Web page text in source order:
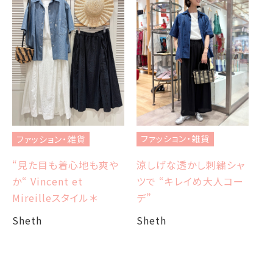
ファッション・雑貨
“見た目も着心地も爽や
か“ Vincent et
Mireilleスタイル＊
Sheth
ファッション・雑貨
涼しげな透かし刺繍シャ
ツで “キレイめ大人コー
デ”
Sheth